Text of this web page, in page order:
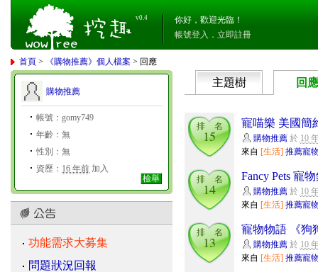
v0.4
你好，歡迎光臨！
帳號登入 ． 立即註冊
首頁 > 《購物推薦》個人檔案 > 回應
購物推薦
帳號：gomy749
年齡：無
性別：無
資歷： 16 年前 加入
檢舉
功能需求大募集
問題狀況回報
主題樹 回應
寵喵樂 美國簡
購物推薦於 10
來自 [生活] 推薦寵
排 名
15
Fancy Pets 寵
購物推薦於 10
來自 [生活] 推薦寵
排 名
14
寵物物語 《狗
購物推薦於 10
來自 [生活] 推薦寵
排 名
13